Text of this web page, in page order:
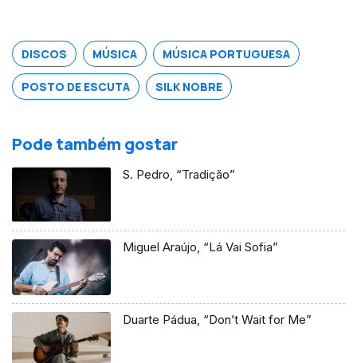
DISCOS MÚSICA MÚSICA PORTUGUESA
POSTO DE ESCUTA SILK NOBRE
Pode também gostar
S. Pedro, “Tradição”
Miguel Araújo, “Lá Vai Sofia”
Duarte Pádua, “Don’t Wait for Me”